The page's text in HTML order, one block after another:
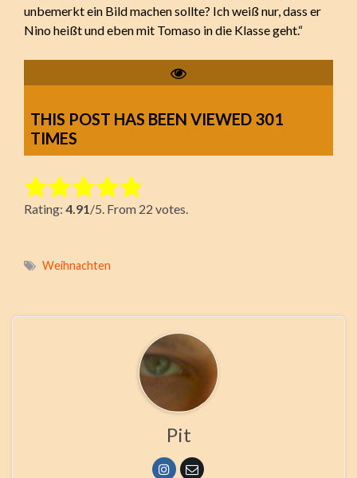
unbemerkt ein Bild machen sollte? Ich weiß nur, dass er
Nino heißt und eben mit Tomaso in die Klasse geht.“
THIS POST HAS BEEN VIEWED 301
TIMES
Rate this item:
Submit Rating
Rating: 4.91 /5. From 22 votes.
Weihnachten
Pit